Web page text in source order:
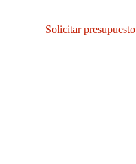
Solicitar presupuesto